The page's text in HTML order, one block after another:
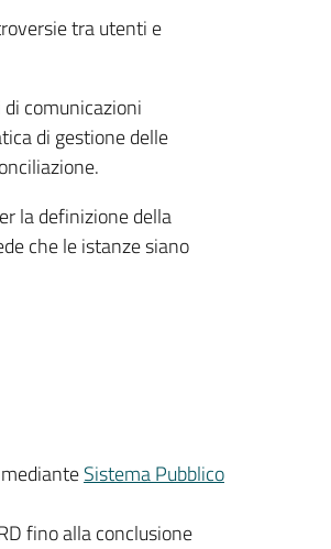
tra utenti e
comunicazioni
di gestione delle
la definizione della
che le istanze siano
Sistema Pubblico
fino alla conclusione